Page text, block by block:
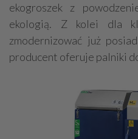
ekogroszek z
ekologią. Z kolei dla
zmodernizować już
producent oferuje palniki